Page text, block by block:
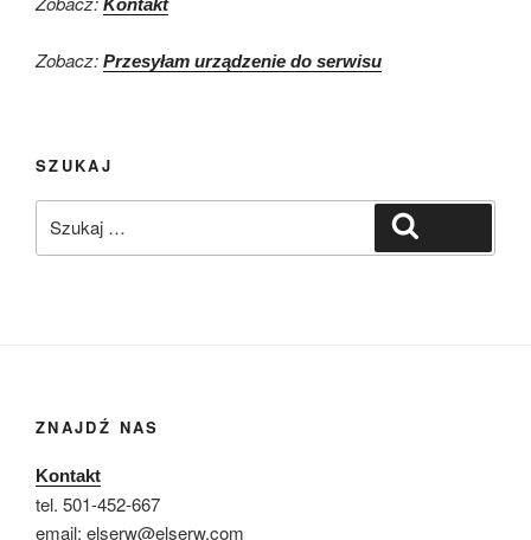
Kontakt
Zobacz: Przesyłam urządzenie do serwisu
SZUKAJ
ZNAJDŹ NAS
Kontakt
tel. 501-452-667
email: elserw@elserw.com